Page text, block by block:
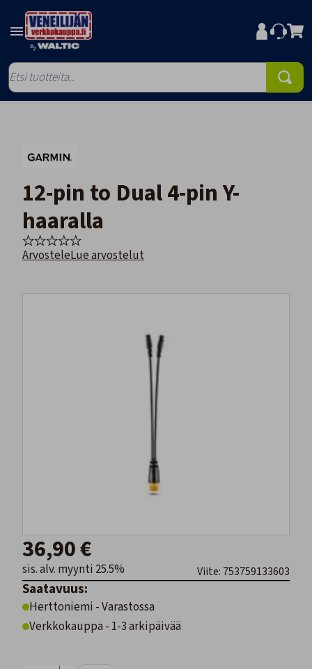
12-pin to Dual 4-pin Y-
haaralla
ArvosteleLue arvostelut
36,90 €
sis. alv. myynti 25.5% Viite: 753759133603
Saatavuus:
Herttoniemi - Varastossa
Verkkokauppa - 1-3 arkipäivää